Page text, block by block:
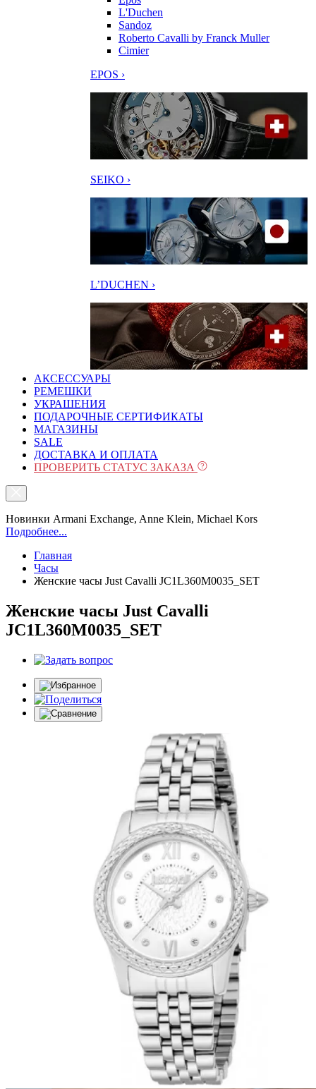
L'Duchen
Sandoz
Roberto Cavalli by Franck Muller
Cimier
EPOS ›
SEIKO ›
L’DUCHEN ›
АКСЕССУАРЫ
РЕМЕШКИ
УКРАШЕНИЯ
ПОДАРОЧНЫЕ СЕРТИФИКАТЫ
МАГАЗИНЫ
SALE
ДОСТАВКА И ОПЛАТА
ПРОВЕРИТЬ СТАТУС ЗАКАЗА
Новинки Armani Exchange, Anne Klein, Michael Kors
Подробнее...
Главная
Часы
Женские часы Just Cavalli JC1L360M0035_SET
Женские часы Just Cavalli
JC1L360M0035_SET